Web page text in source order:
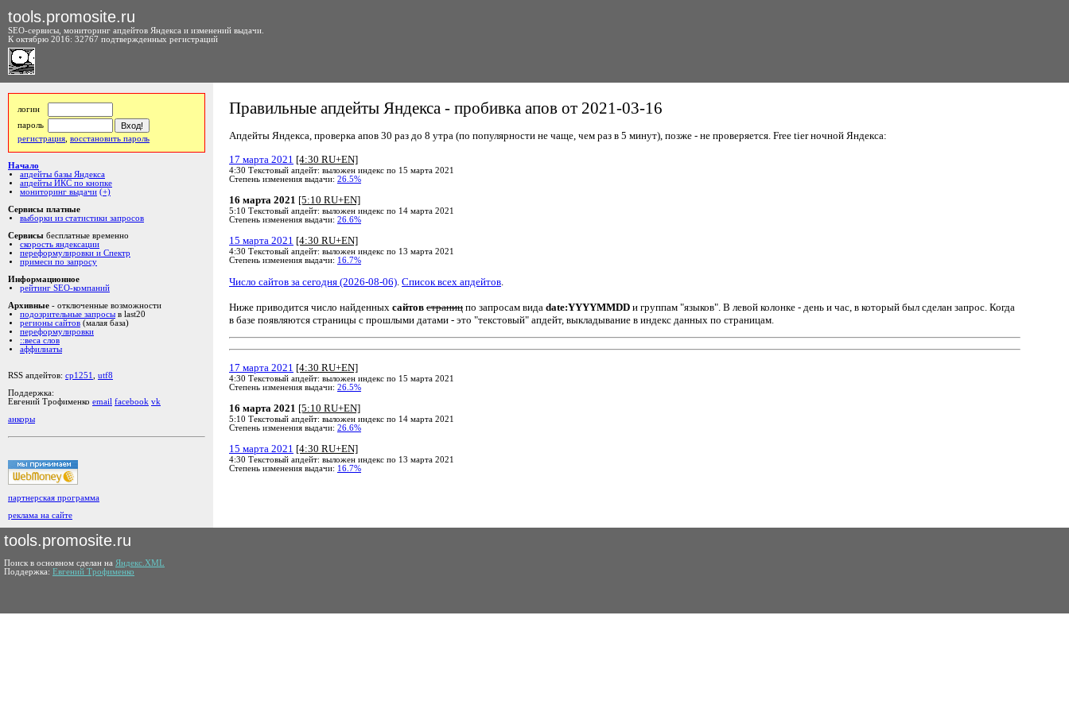
tools.promosite.ru
SEO-сервисы, мониторинг апдейтов Яндекса и изменений выдачи.
К октябрю 2016: 32767 подтвержденных регистраций
логин
пароль
регистрация восстановить пароль
Начало
апдейты базы Яндекса
апдейты ИКС по кнопке
мониторинг выдачи (+)
Сервисы платные
выборки из статистики запросов
Сервисы бесплатные временно
скорость яндексации
переформулировки и Спектр
примеси по запросу
Информационное
рейтинг SEO-компаний
Архивные - отключенные возможности
подозрительные запросы в last20
регионы сайтов (малая база)
переформулировки
::веса слов
аффилиаты
RSS апдейтов: cp1251
utf8
Поддержка:
Евгений Трофименко email facebook vk
анкоры
партнерская программа
реклама на сайте
Правильные апдейты Яндекса - пробивка апов от 2021-03-16
Апдейты Яндекса, проверка апов 30 раз до 8 утра (по популярности не чаще, чем раз в 5 минут), позже - не проверяется. Free tier ночной Яндекса:
17 марта 2021 [4:30 RU+EN]
4:30 Текстовый апдейт: выложен индекс по 15 марта 2021
Степень изменения выдачи: 26.5%
16 марта 2021 [5:10 RU+EN]
5:10 Текстовый апдейт: выложен индекс по 14 марта 2021
Степень изменения выдачи: 26.6%
15 марта 2021 [4:30 RU+EN]
4:30 Текстовый апдейт: выложен индекс по 13 марта 2021
Степень изменения выдачи: 16.7%
Число сайтов за сегодня (2026-08-06) Список всех апдейтов
Ниже приводится число найденных сайтов страниц по запросам вида date:YYYYMMDD и группам "языков". В левой колонке - день и час, в который был сделан запрос. Когда
в базе появляются страницы с прошлыми датами - это "текстовый" апдейт, выкладывание в индекс данных по страницам.
17 марта 2021 [4:30 RU+EN]
4:30 Текстовый апдейт: выложен индекс по 15 марта 2021
Степень изменения выдачи: 26.5%
16 марта 2021 [5:10 RU+EN]
5:10 Текстовый апдейт: выложен индекс по 14 марта 2021
Степень изменения выдачи: 26.6%
15 марта 2021 [4:30 RU+EN]
4:30 Текстовый апдейт: выложен индекс по 13 марта 2021
Степень изменения выдачи: 16.7%
tools.promosite.ru
Поиск в основном сделан на Яндекс.XML
Поддержка: Евгений Трофименко